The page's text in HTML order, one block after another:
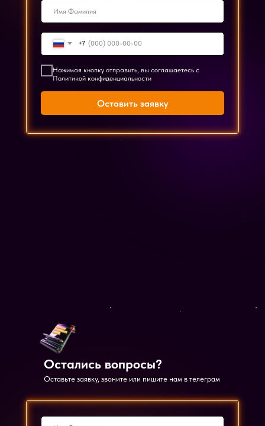
+7
Нажимая кнопку отправить, вы соглашаетесь с
Политикой конфиденциальности
Оставить заявку
Остались вопросы?
Оставьте заявку, звоните или пишите нам в телеграм